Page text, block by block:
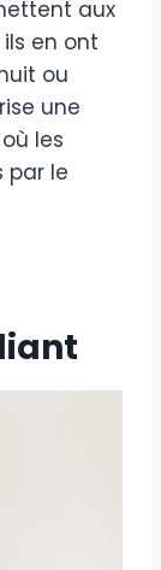
aux
en ont
ou
une
les
par le